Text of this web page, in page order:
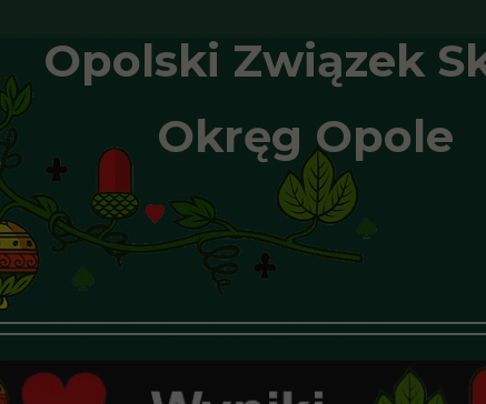
Opolski Związek
Okręg Opole